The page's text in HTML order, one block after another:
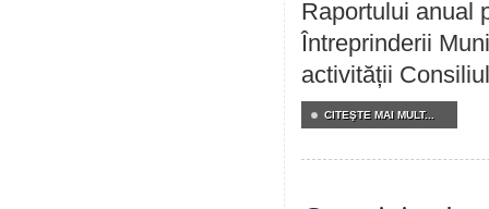
Raportului anual
Întreprinderii
activității
CITEŞTE MAI MULT...